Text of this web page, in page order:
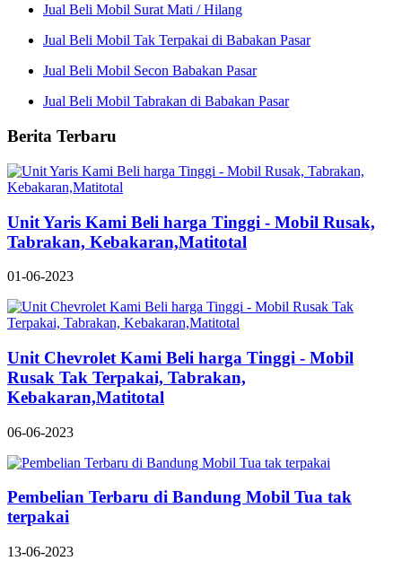
Jual Beli Mobil Surat Mati / Hilang
Jual Beli Mobil Tak Terpakai di Babakan Pasar
Jual Beli Mobil Secon Babakan Pasar
Jual Beli Mobil Tabrakan di Babakan Pasar
Berita Terbaru
Unit Yaris Kami Beli harga Tinggi - Mobil Rusak,
Tabrakan, Kebakaran,Matitotal
01-06-2023
Unit Chevrolet Kami Beli harga Tinggi - Mobil
Rusak Tak Terpakai, Tabrakan,
Kebakaran,Matitotal
06-06-2023
Pembelian Terbaru di Bandung Mobil Tua tak
terpakai
13-06-2023